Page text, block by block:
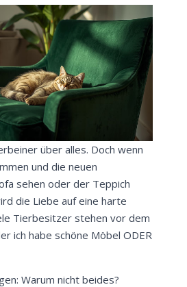
über alles. Doch wenn
und die neuen
sehen oder der Teppich
die Liebe auf eine harte
Tierbesitzer stehen vor dem
ich habe schöne Möbel ODER
Warum nicht beides?